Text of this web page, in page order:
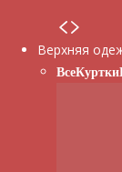
Верхняя
ВсеКуртки